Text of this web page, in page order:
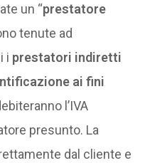
un “prestatore
tenute ad
i prestatori indiretti
ai fini
l’IVA
presunto. La
dal cliente e